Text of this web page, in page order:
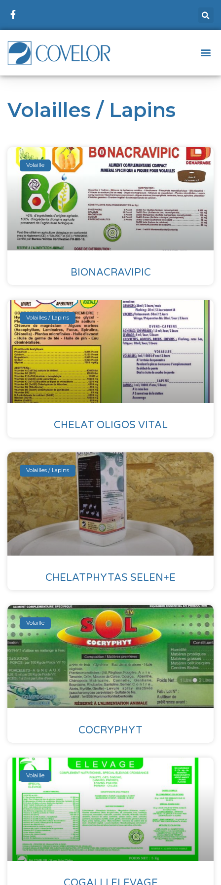
Volailles / Lapins
Volaille
BIONACRAVIPIC
Volailles / Lapins
CHELAT OLIGOS VITAL
Volailles / Lapins
CHELATPHYTAS SELEN+E
Volaille
COCRYPHYT
Volaille